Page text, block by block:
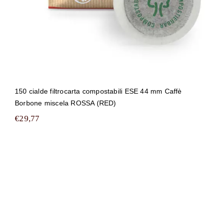
150 cialde filtrocarta compostabili ESE 44 mm Caffè
Borbone miscela ROSSA (RED)
€29,77